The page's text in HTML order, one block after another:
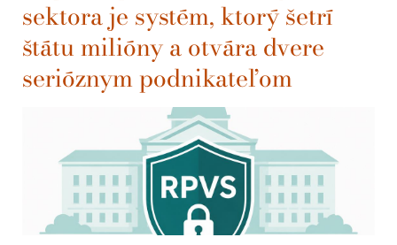
sektora je systém, ktorý šetrí
štátu milióny a otvára dvere
serióznym podnikateľom